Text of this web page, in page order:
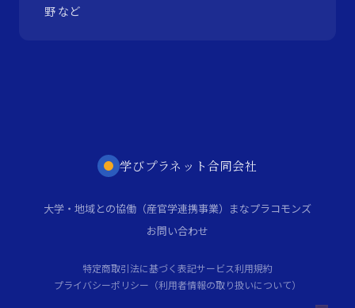
野 など
学びプラネット合同会社
大学・地域との協働（産官学連携事業） まなプラコモンズ
お問い合わせ
特定商取引法に基づく表記サービス利用規約
プライバシーポリシー（利用者情報の取り扱いについて）